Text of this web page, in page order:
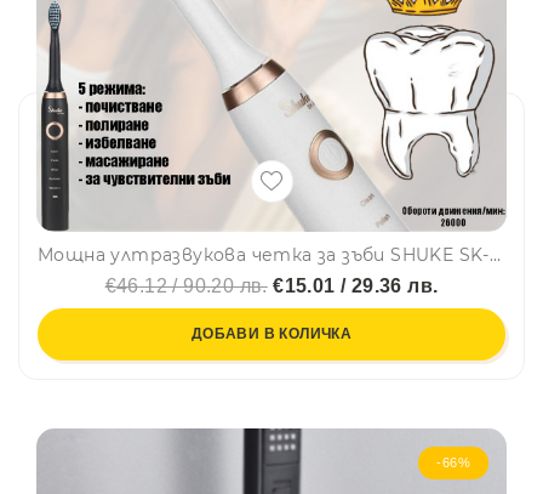
Мощна ултразвукова четка за зъби SHUKE SK-601 с 5 режима на работа и четири накрайника
€46.12 / 90.20 лв.€15.01 / 29.36 лв.
ДОБАВИ В КОЛИЧКА
-66%